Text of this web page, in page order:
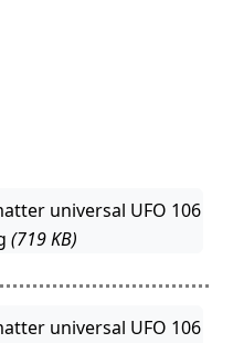
universal UFO 106
(719 KB)
universal UFO 106